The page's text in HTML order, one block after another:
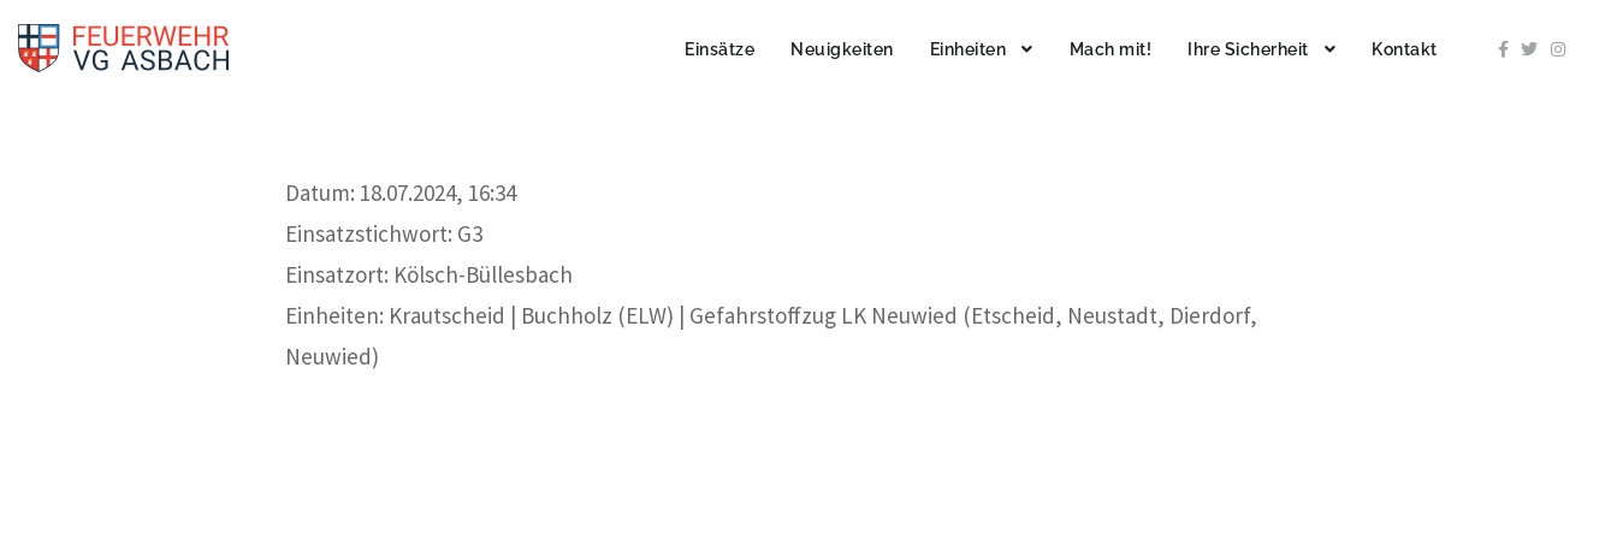
Einsätze Neuigkeiten Einheiten Mach mit! Ihre Sicherheit Kontakt
Datum: 18.07.2024, 16:34
Einsatzstichwort: G3
Einsatzort: Kölsch-Büllesbach
Einheiten: Krautscheid | Buchholz (ELW) | Gefahrstoffzug LK Neuwied (Etscheid, Neustadt, Dierdorf,
Neuwied)